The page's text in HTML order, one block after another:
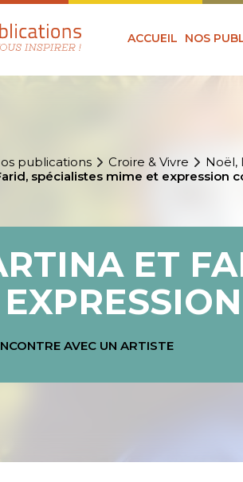
ACCUEIL NOS
publications Croire & Vivre
Noël,
spécialistes mime et expression
ET
AVEC UN ARTISTE